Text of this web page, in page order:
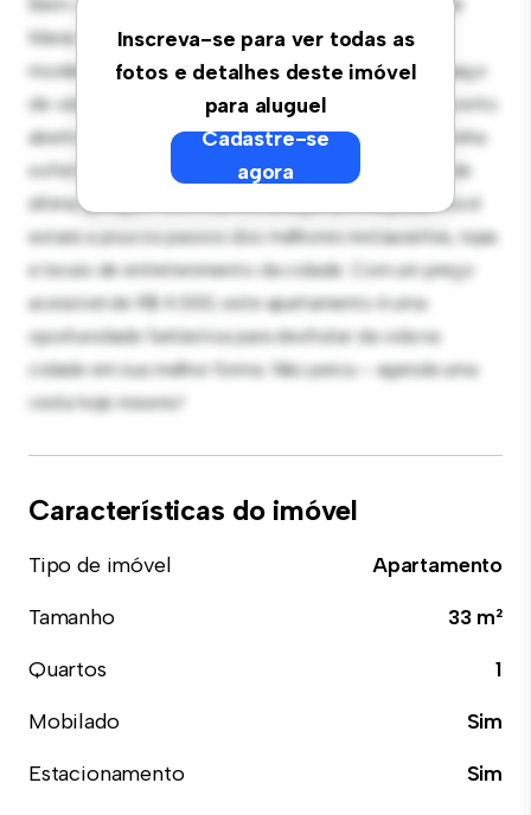
Inscreva-se para ver todas as
fotos e detalhes deste imóvel
para aluguel
Cadastre-se
agora
Maria Lisboa - Jardim Paulista - São Paulo! Este
moderno apartamento de 1 quartos oferece um espaço
de vida elegante e aconchegante. O layout em conceito
aberto é perfeito para receber convidados, e a cozinha
sofisticada está equipada com eletrodomésticos de
última geração. Com sua localização privilegiada, você
estará a poucos passos dos melhores restaurantes, lojas
e locais de entretenimento da cidade. Com um preço
acessível de R$ 4.000, este apartamento é uma
oportunidade fantástica para desfrutar da vida na
cidade em sua melhor forma. Não perca – agende uma
visita hoje mesmo!
Características do imóvel
Tipo de imóvel
Apartamento
Tamanho
33 m²
Quartos
1
Mobilado
Sim
Estacionamento
Sim